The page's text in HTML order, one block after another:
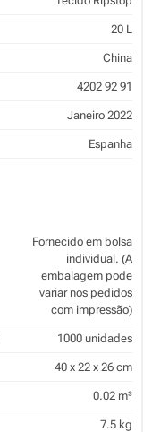
20 L
China
4202 92 91
Janeiro 2022
Espanha
Fornecido em bolsa
individual. (A
embalagem pode
variar nos pedidos
com impressão)
1000 unidades
40 x 22 x 26 cm
0.02 m³
7.5 kg